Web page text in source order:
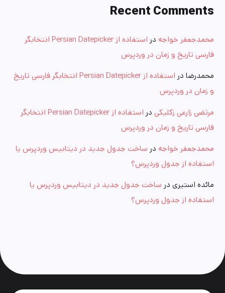
Recent Comments
محمدجعفر خواجه در
استفاده از Persian Datepicker انتخابگر
فارسی تاریخ و زمان در وردپرس
محمدرضا در
استفاده از Persian Datepicker انتخابگر فارسی تاریخ
و زمان در وردپرس
مرتضی زارعی زکلیکی در
استفاده از Persian Datepicker انتخابگر
فارسی تاریخ و زمان در وردپرس
محمدجعفر خواجه در ساخت جدول جدید در دیتابیس وردپرس یا
استفاده از جدول وردپرس؟
مائده استیری در ساخت جدول جدید در دیتابیس وردپرس یا
استفاده از جدول وردپرس؟